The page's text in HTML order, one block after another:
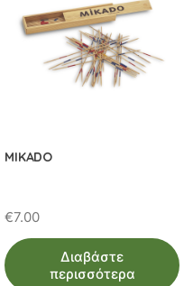
MIKADO
€7.00
Διαβάστε
περισσότερα